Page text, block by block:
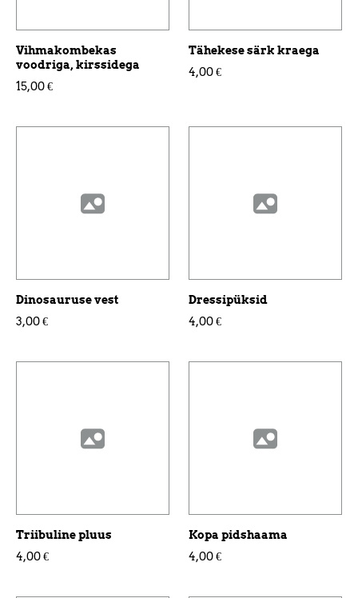
Vihmakombekas
voodriga, kirssidega
15,00 €
Tähekese särk kraega
4,00 €
Dinosauruse vest
3,00 €
Dressipüksid
4,00 €
Triibuline pluus
4,00 €
Kopa pidshaama
4,00 €